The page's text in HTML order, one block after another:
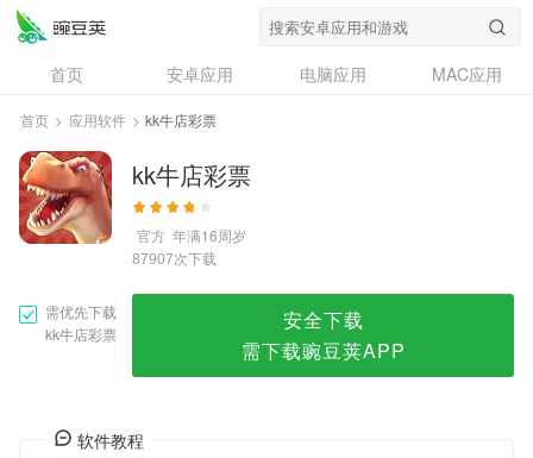
首页 安卓应用 电脑应用
MAC应用
资讯
专题
问答
首页 > 应用软件 > kk牛店彩票
kk牛店彩票
官方 年满16周岁
87907次下载
需优先下载
kk牛店彩票
安全下载
需下载豌豆荚APP
软件教程